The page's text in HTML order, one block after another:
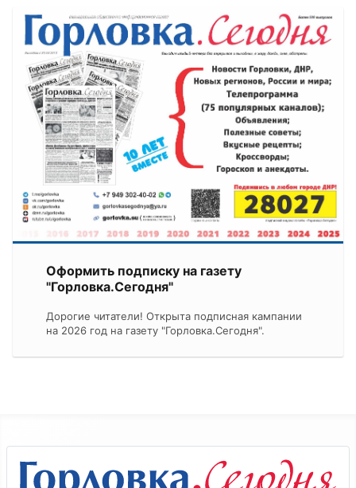
Оформить подписку на газету
"Горловка.Сегодня"
Дорогие читатели! Открыта подписная кампании
на 2026 год на газету "Горловка.Сегодня".